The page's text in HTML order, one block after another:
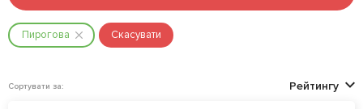
Пирогова Скасувати
Сортувати за: Рейтингу